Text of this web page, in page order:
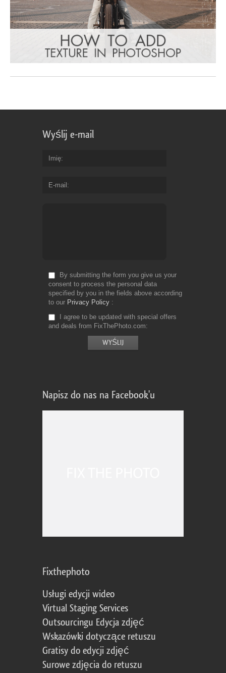
Wyślij e-mail
Imię
E-mail
By submitting the form you give us your
consent to process the personal data
specified by you in the fields above according
to our Privacy Policy
I agree to be updated with special offers
and deals from FixThePhoto.com
Napisz do nas na Facebook'u
Fixthephoto
Usługi edycji wideo
Virtual Staging Services
Outsourcingu Edycja zdjęć
Wskazówki dotyczące retuszu
Gratisy do edycji zdjęć
Surowe zdjęcia do retuszu